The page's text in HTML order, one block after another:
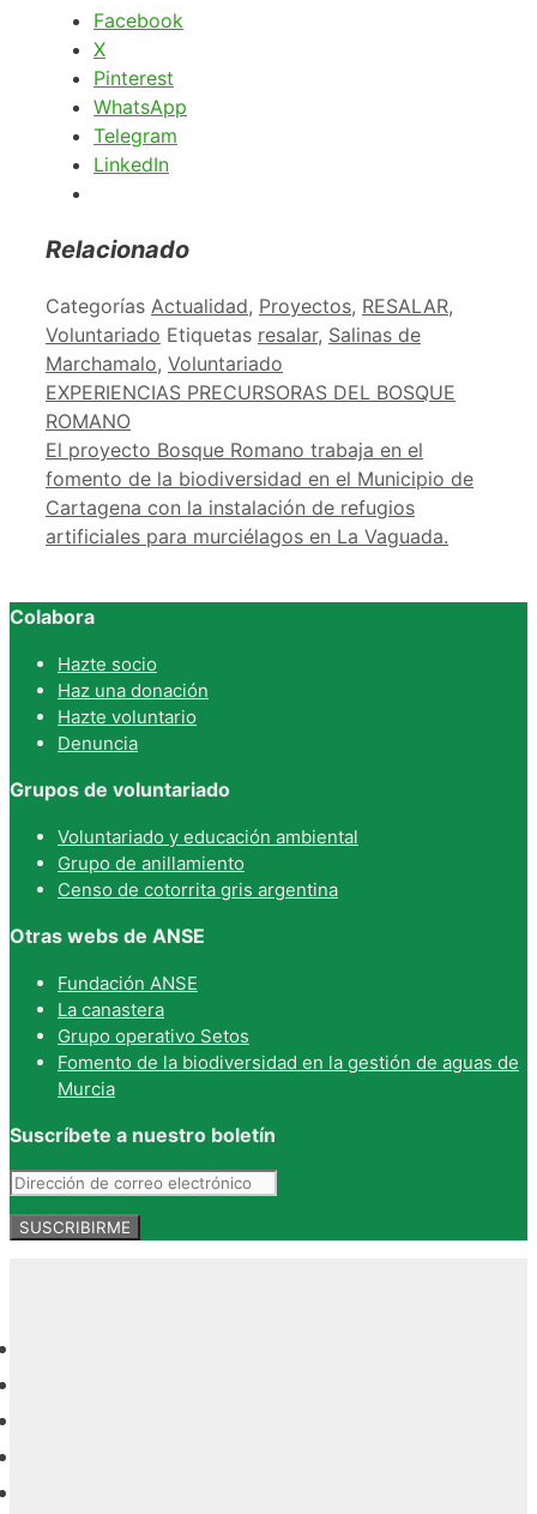
Facebook
X
Pinterest
WhatsApp
Telegram
LinkedIn
Relacionado
Categorías Actualidad, Proyectos, RESALAR,
Voluntariado Etiquetas resalar, Salinas de
Marchamalo, Voluntariado
EXPERIENCIAS PRECURSORAS DEL BOSQUE
ROMANO
El proyecto Bosque Romano trabaja en el
fomento de la biodiversidad en el Municipio de
Cartagena con la instalación de refugios
artificiales para murciélagos en La Vaguada.
Colabora
Hazte socio
Haz una donación
Hazte voluntario
Denuncia
Grupos de voluntariado
Voluntariado y educación ambiental
Grupo de anillamiento
Censo de cotorrita gris argentina
Otras webs de ANSE
Fundación ANSE
La canastera
Grupo operativo Setos
Fomento de la biodiversidad en la gestión de aguas de
Murcia
Suscríbete a nuestro boletín